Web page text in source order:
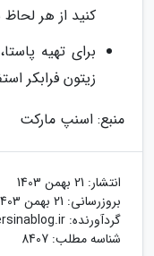
کنید از هر
برای تهیه
زیتون فرابکر
منبع: اسنپ مارکت
انتشار: 21 بهمن 1403
بروزرسانی: 21 بهمن 1403
گردآورنده:
شناسه مطلب: 8407